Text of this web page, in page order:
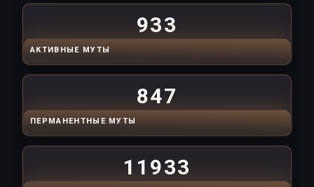
933
АКТИВНЫЕ МУТЫ
847
ПЕРМАНЕНТНЫЕ МУТЫ
11933